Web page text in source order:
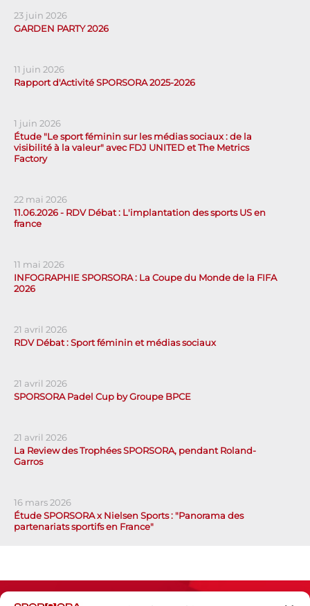
23 juin 2026
GARDEN PARTY 2026
11 juin 2026
Rapport d'Activité SPORSORA 2025-2026
1 juin 2026
Étude "Le sport féminin sur les médias sociaux : de la
visibilité à la valeur" avec FDJ UNITED et The Metrics
Factory
22 mai 2026
11.06.2026 - RDV Débat : L'implantation des sports US en
france
11 mai 2026
INFOGRAPHIE SPORSORA : La Coupe du Monde de la FIFA
2026
21 avril 2026
RDV Débat : Sport féminin et médias sociaux
21 avril 2026
SPORSORA Padel Cup by Groupe BPCE
21 avril 2026
La Review des Trophées SPORSORA, pendant Roland-
Garros
16 mars 2026
Étude SPORSORA x Nielsen Sports : "Panorama des
partenariats sportifs en France"